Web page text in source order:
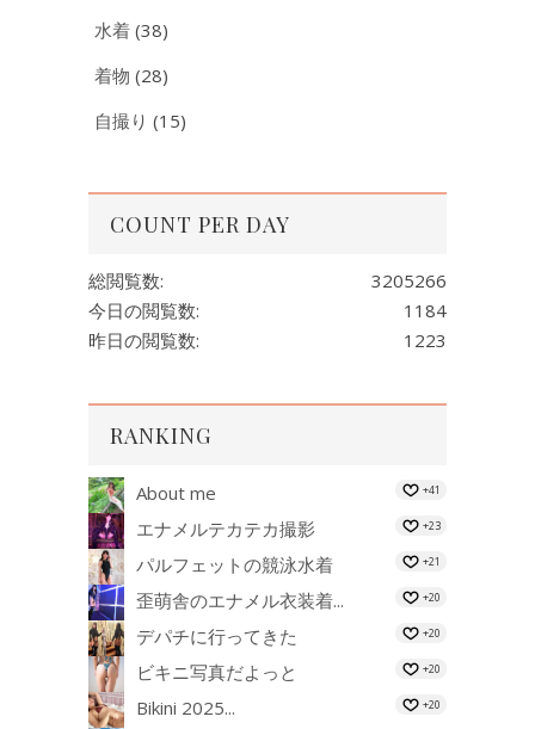
水着 (38)
着物 (28)
自撮り (15)
COUNT PER DAY
3205266
総閲覧数:
1184
今日の閲覧数:
1223
昨日の閲覧数:
RANKING
About me +41
エナメルテカテカ撮影 +23
パルフェットの競泳水着 +21
歪萌舎のエナメル衣装着... +20
デパチに行ってきた +20
ビキニ写真だよっと +20
Bikini 2025... +20